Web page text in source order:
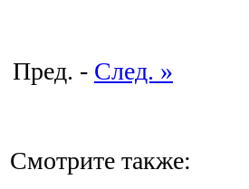
Пред. - След. »
Смотрите также: